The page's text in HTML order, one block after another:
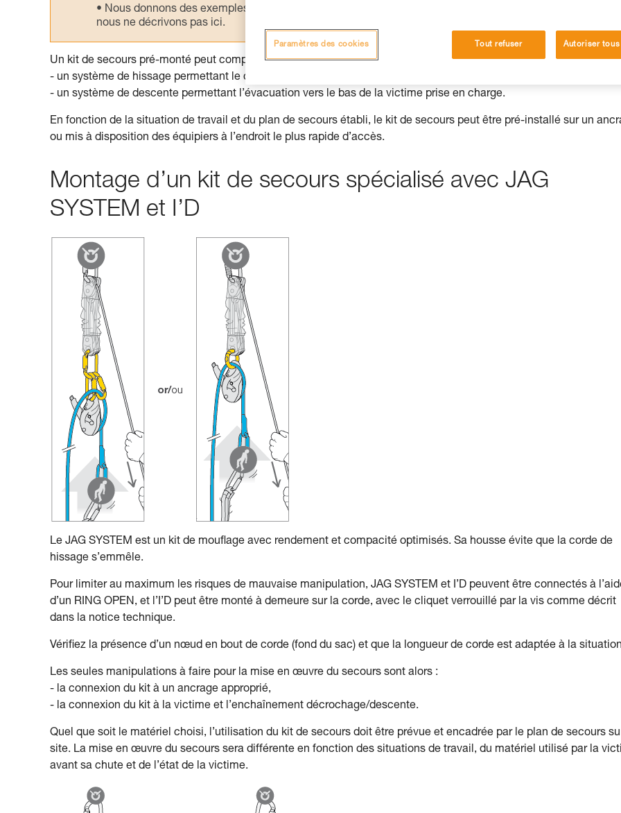
Nous donnons des exemples de techniques liées à votre activité. Il peut en exister d’autres que
nous ne décrivons pas ici.
Un kit de secours pré-monté peut comprendre :
- un système de hissage permettant le décrochage de la victime,
- un système de descente permettant l’évacuation vers le bas de la victime prise en charge.
En fonction de la situation de travail et du plan de secours établi, le kit de secours peut être pré-installé sur un
ou mis à disposition des équipiers à l’endroit le plus rapide d’accès.
Montage d’un kit de secours spécialisé avec JAG
SYSTEM et I’D
Le JAG SYSTEM est un kit de mouflage avec rendement et compacité optimisés. Sa housse évite que la corde de
hissage s’emmêle.
Pour limiter au maximum les risques de mauvaise manipulation, JAG SYSTEM et I’D peuvent être connectés à
d’un RING OPEN, et l’I’D peut être monté à demeure sur la corde, avec le cliquet verrouillé par la vis comme décrit
dans la notice technique.
Vérifiez la présence d’un nœud en bout de corde (fond du sac) et que la longueur de corde est adaptée à la
Les seules manipulations à faire pour la mise en œuvre du secours sont alors :
- la connexion du kit à un ancrage approprié,
- la connexion du kit à la victime et l’enchaînement décrochage/descente.
Quel que soit le matériel choisi, l’utilisation du kit de secours doit être prévue et encadrée par le plan de secours
site. La mise en œuvre du secours sera différente en fonction des situations de travail, du matériel utilisé par la
avant sa chute et de l’état de la victime.
Tout refuser Autoriser
Paramètres des cookies